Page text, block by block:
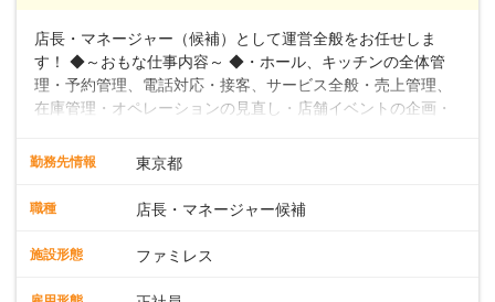
店長・マネージャー（候補）として運営全般をお任せしま
す！ ◆～おもな仕事内容～ ◆・ホール、キッチンの全体管
理・予約管理、電話対応・接客、サービス全般・売上管理、
在庫管理・オペレーションの見直し・店舗イベントの企画・
入社後はスキルに合わせた業務からお任せしますので、徐々
向上を目指すDX推進～ ◆すかいらーくのレストランでは、
スタッフの働きやすさをサポートしています。配膳ロボット
や歩行数が約40%も削減されました！また、配膳ロボットに
勤務先情報 東京都
職種 店長・マネージャー候補
施設形態 ファミレス